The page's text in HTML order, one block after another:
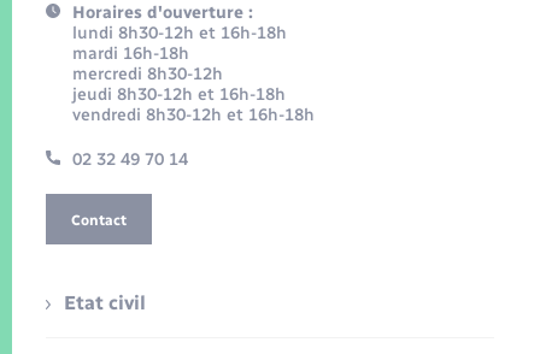
Horaires d'ouverture :
lundi 8h30-12h et 16h-18h
mardi 16h-18h
mercredi 8h30-12h
jeudi 8h30-12h et 16h-18h
vendredi 8h30-12h et 16h-18h
02 32 49 70 14
Contact
Etat civil